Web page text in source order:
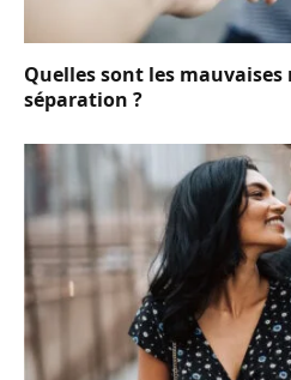
Quelles sont les mauvaises
séparation ?